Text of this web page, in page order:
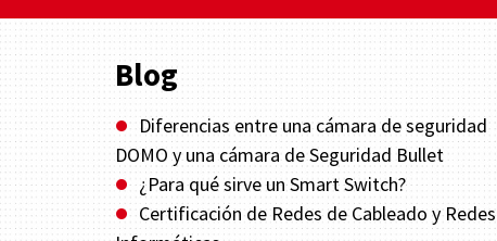
Blog
brightness_1
Diferencias entre una cámara de seguridad
DOMO y una cámara de Seguridad Bullet
brightness_1 ¿Para qué sirve un Smart Switch?
brightness_1
Certificación de Redes de Cableado y Redes